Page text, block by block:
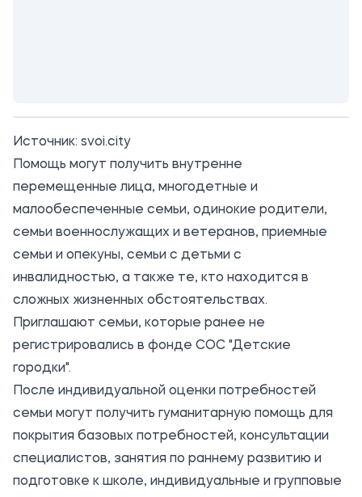
Источник: svoi.city
Помощь могут получить внутренне
перемещенные лица, многодетные и
малообеспеченные семьи, одинокие родители,
семьи военнослужащих и ветеранов, приемные
семьи и опекуны, семьи с детьми с
инвалидностью, а также те, кто находится в
сложных жизненных обстоятельствах.
Приглашают семьи, которые ранее не
регистрировались в фонде СОС "Детские
городки".
После индивидуальной оценки потребностей
семьи могут получить гуманитарную помощь для
покрытия базовых потребностей, консультации
специалистов, занятия по раннему развитию и
подготовке к школе, индивидуальные и групповые